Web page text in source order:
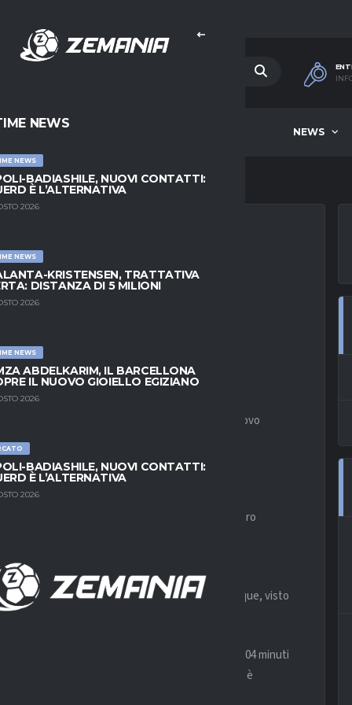
NEWS
NEWS
NEWS
BADIASHILE, NUOVI CONTATTI:
È L’ALTERNATIVA
2026
NEWS
KRISTENSEN, TRATTATIVA
DISTANZA DI 5 MILIONI
2026
NEWS
ABDELKARIM, IL BARCELLONA
IL NUOVO GIOIELLO EGIZIANO
2026
BADIASHILE, NUOVI CONTATTI:
È L’ALTERNATIVA
2026
PIACCIONO
PER IL
è ora molto attiva sul mercato per trovare un nuovo
e sono quelli di
E VILLAR PER IL CENTROCAMPO
giocatori che trovano pochissimo spazio nelle loro
molto poco da
Pobega
ma con la maglia rossoblu. Entrambi, comunque, visto
cessione.
è il preferito di
, come dimostrano i 204 minuti
in Norvegia contro il
, Villar non è
casa